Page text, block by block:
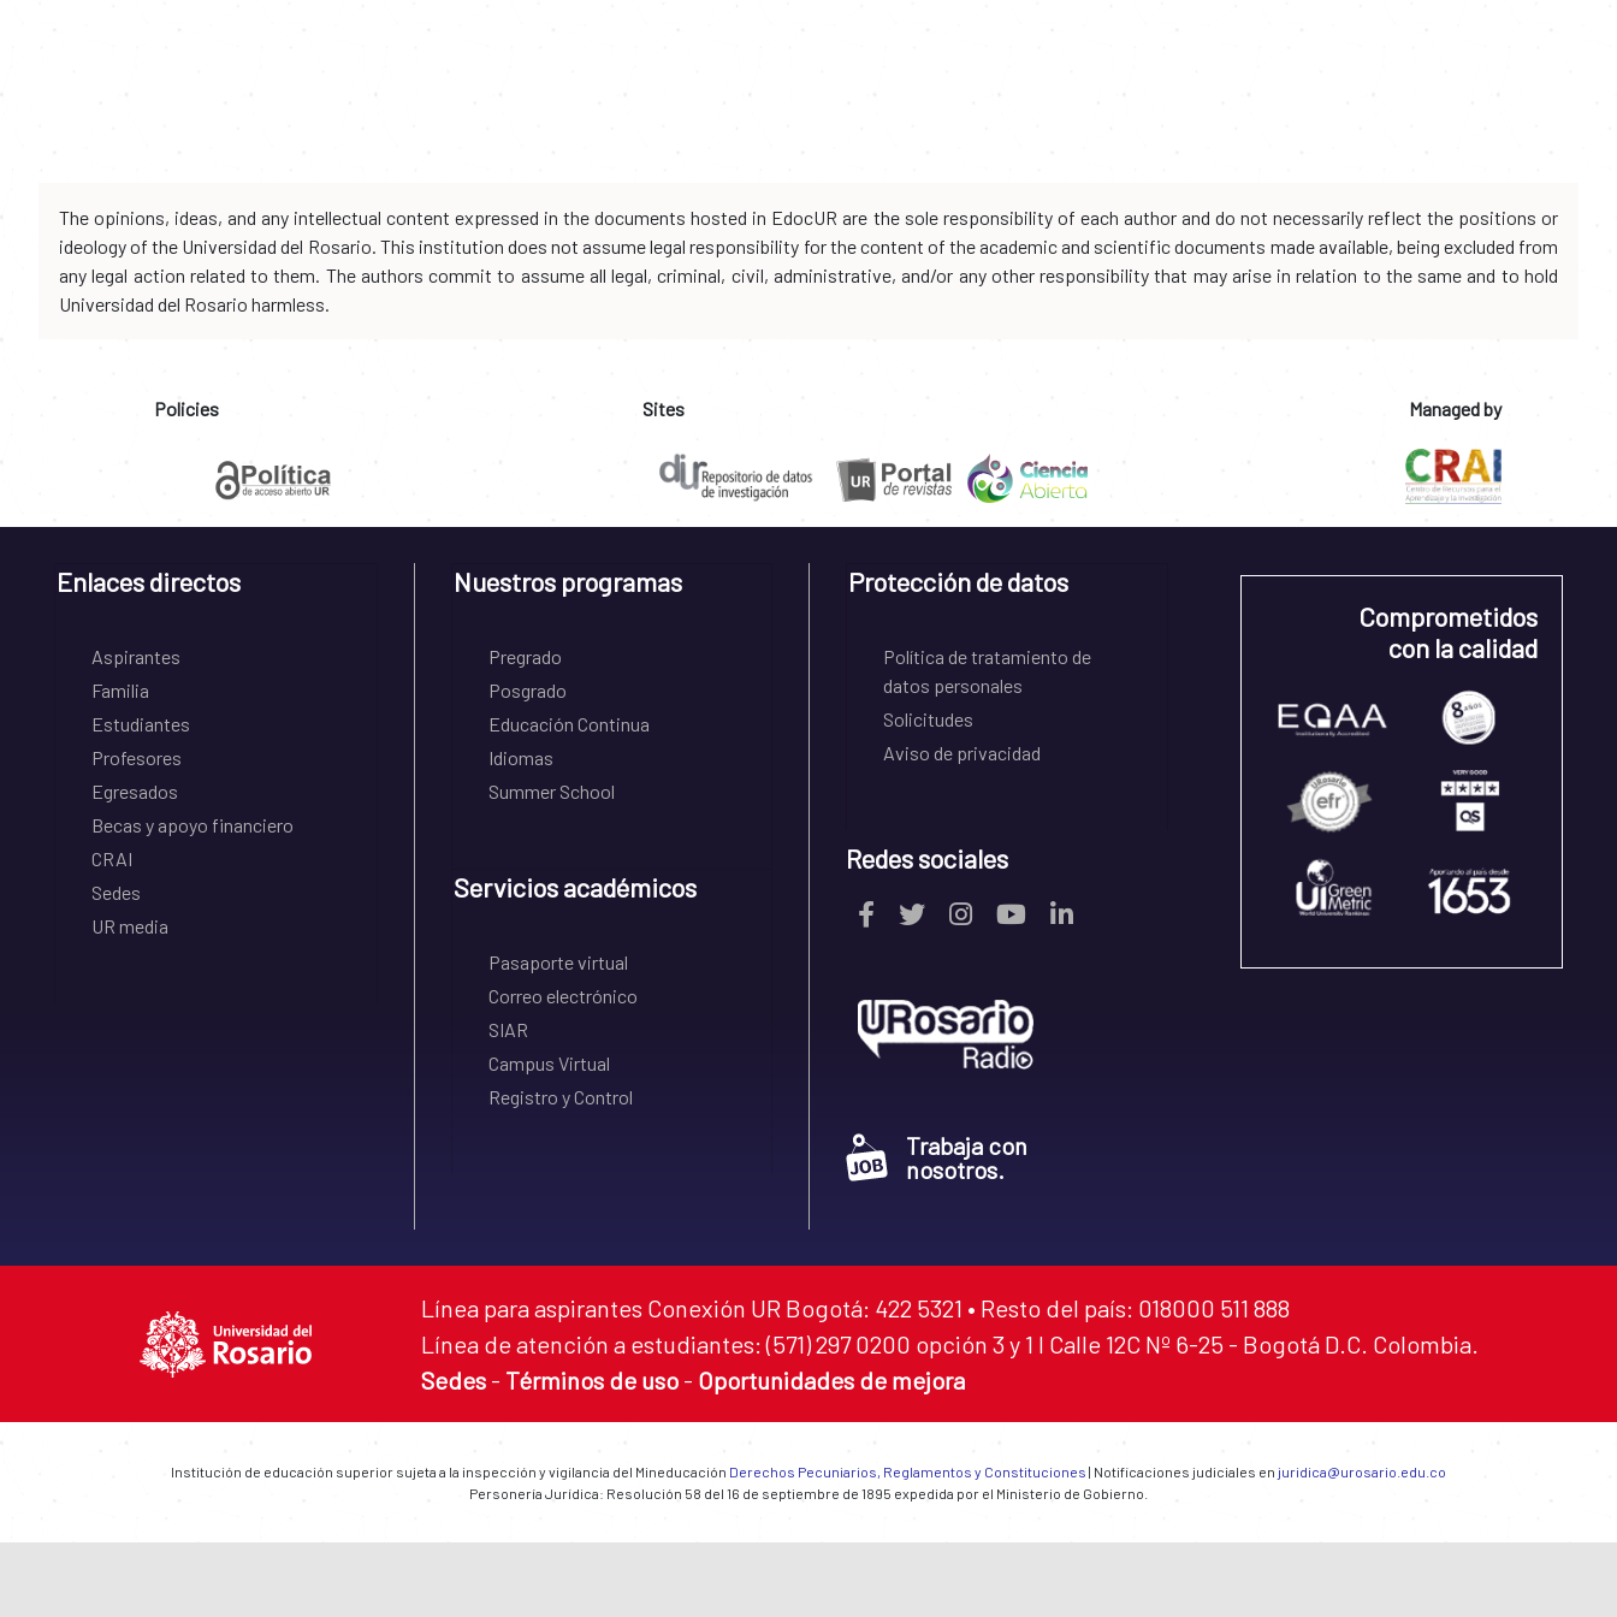
The opinions, ideas, and any intellectual content expressed in the documents hosted in EdocUR are the sole responsibility of each author and do not necessarily reflect the positions or
ideology of the Universidad del Rosario. This institution does not assume legal responsibility for the content of the academic and scientific documents made available, being excluded from
any legal action related to them. The authors commit to assume all legal, criminal, civil, administrative, and/or any other responsibility that may arise in relation to the same and to hold
Universidad del Rosario harmless.
Policies Sites Managed by
Enlaces directos
Aspirantes
Familia
Estudiantes
Profesores
Egresados
Becas y apoyo financiero
CRAI
Sedes
UR media
Nuestros programas
Pregrado
Posgrado
Educación Continua
Idiomas
Summer School
Servicios académicos
Pasaporte virtual
Correo electrónico
SIAR
Campus Virtual
Registro y Control
Protección de datos
Política de tratamiento de
datos personales
Solicitudes
Aviso de privacidad
Redes sociales
Trabaja con
nosotros.
Comprometidos
con la calidad
Línea para aspirantes Conexión UR Bogotá: 422 5321 • Resto del país: 018000 511 888
Línea de atención a estudiantes: (571) 297 0200 opción 3 y 1 I Calle 12C Nº 6-25 - Bogotá D.C. Colombia.
Sedes - Términos de uso - Oportunidades de mejora
Institución de educación superior sujeta a la inspección y vigilancia del Mineducación Derechos Pecuniarios, Reglamentos y Constituciones | Notificaciones judiciales en juridica@urosario.edu.co
Personería Jurídica: Resolución 58 del 16 de septiembre de 1895 expedida por el Ministerio de Gobierno.